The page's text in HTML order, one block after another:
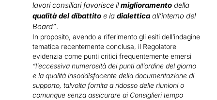
lavori consiliari favorisce ilmiglioramento della
qualità del dibattito e la dialettica all’interno del
Board”.
In proposito, avendo a riferimento gli esiti dell’indagine
tematica recentemente conclusa, il Regolatore
evidenzia come punti critici frequentemente emersi
“l’eccessiva numerosità dei punti all’ordine del giorno
e la qualità insoddisfacente della documentazione di
supporto, talvolta fornita a ridosso delle riunioni o
comunque senza assicurare ai Consiglieri tempo